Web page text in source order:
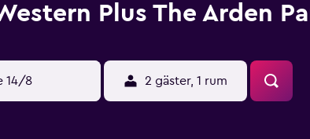
Plus The Arden
14/8 2 gäster, 1 rum